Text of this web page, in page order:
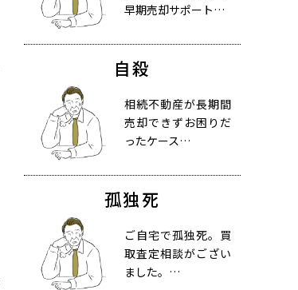
早期売却サポート…
自殺
相続不動産が長期間
売却できずお困りだ
ったケース…
孤独死
ご自宅で孤独死。買
取査定相談がござい
ました。…